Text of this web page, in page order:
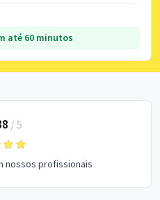
até 60 minutos
/ 5
nossos profissionais